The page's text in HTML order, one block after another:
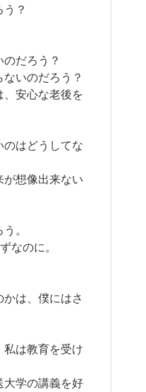
？
だろう？
いのだろう？
安心な老後を
はどうしてな
想像出来ない
。
なのに。
は、僕にはさ
私は教育を受け
大学の講義を好